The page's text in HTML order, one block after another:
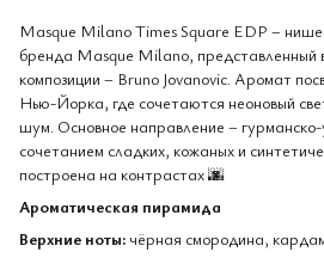
Masque Milano Times Square EDP –
бренда Masque Milano, представленный
композиции – Bruno Jovanovic. Аромат
Нью-Йорка, где сочетаются неоновый
шум. Основное направление –
сочетанием сладких, кожаных и
построена на контрастах 🌆
Ароматическая пирамида
Верхние ноты: чёрная смородина,